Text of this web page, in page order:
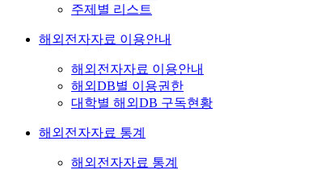
주제별 리스트
해외전자자료 이용안내
해외전자자료 이용안내
해외DB별 이용권한
대학별 해외DB 구독현황
해외전자자료 통계
해외전자자료 통계